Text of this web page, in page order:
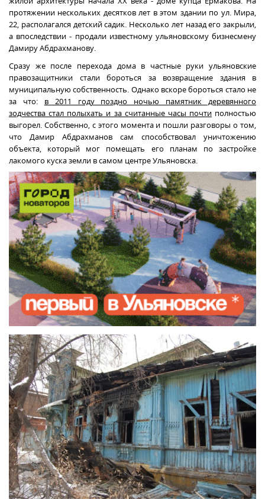
протяжении нескольких десятков лет в этом здании по ул. Мира,
22, располагался детский садик. Несколько лет назад его закрыли,
а впоследствии - продали известному ульяновскому бизнесмену
Дамиру Абдрахманову.
Сразу же после перехода дома в частные руки ульяновские
правозащитники стали бороться за возвращение здания в
муниципальную собственность. Однако вскоре бороться стало не
за что: в 2011 году поздно ночью памятник деревянного
зодчества стал полыхать и за считанные часы почтиполностью
выгорел. Собственно, с этого момента и пошли разговоры о том,
что Дамир Абдрахманов сам способствовал уничтожению
объекта, который мог помещать его планам по застройке
лакомого куска земли в самом центре Ульяновска.